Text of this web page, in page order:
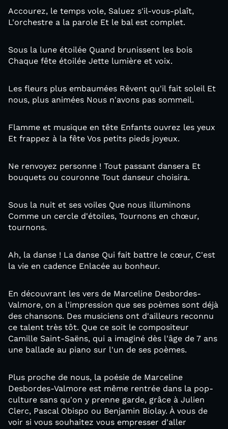
Accourez, le temps vole, Saluez s'il-vous-plaît,
L'orchestre a la parole Et le bal est complet.
Sous la lune étoilée Quand brunissent les bois
Chaque fête étoilée Jette lumière et voix.
Les fleurs plus embaumées Rêvent qu'il fait soleil Et
nous, plus animées Nous n'avons pas sommeil.
Flamme et musique en tête Enfants ouvrez les yeux
Et frappez à la fête Vos petits pieds joyeux.
Ne renvoyez personne ! Tout passant dansera Et
bouquets ou couronne Tout danseur choisira.
Sous la nuit et ses voiles Que nous illuminons
Comme un cercle d'étoiles, Tournons en chœur,
tournons.
Ah, la danse ! La danse Qui fait battre le cœur, C'est
la vie en cadence Enlacée au bonheur.
En découvrant les vers de Marceline Desbordes-
Valmore, on a l'impression que ses poèmes sont déjà
des chansons. Des musiciens ont d'ailleurs reconnu
ce talent très tôt. Que ce soit le compositeur
Camille Saint-Saëns, qui a imaginé dès l'âge de 7 ans
une ballade au piano sur l'un de ses poèmes.
Plus proche de nous, la poésie de Marceline
Desbordes-Valmore est même rentrée dans la pop-
culture sans qu'on y prenne garde, grâce à Julien
Clerc, Pascal Obispo ou Benjamin Biolay. À vous de
voir si vous souhaitez vous empresser d'aller